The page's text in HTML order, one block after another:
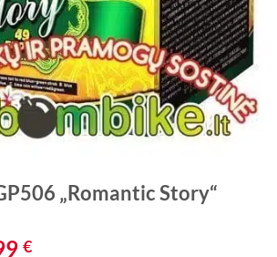
„Romantic Story“
€Current